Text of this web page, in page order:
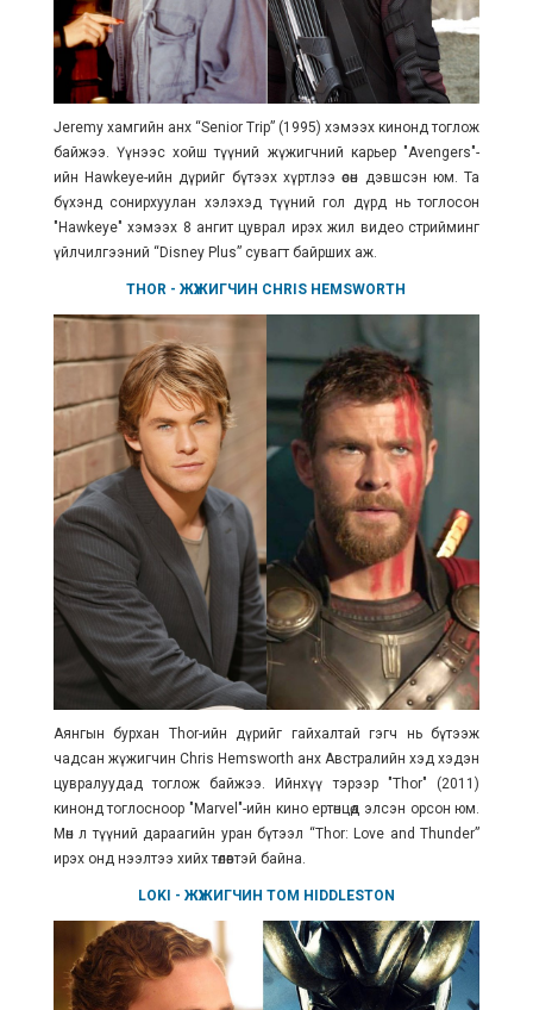
Jeremy хамгийн анх “Senior Trip” (1995) хэмээх кинонд тоглож
байжээ. Үүнээс хойш түүний жүжигчний карьер "Avengers"-
ийн Hawkeye-ийн дүрийг бүтээх хүртлээ өсөн дэвшсэн юм. Та
бүхэнд сонирхуулан хэлэхэд түүний гол дүрд нь тоглосон
"Hawkeye" хэмээх 8 ангит цуврал ирэх жил видео стрийминг
үйлчилгээний “Disney Plus” сувагт байрших аж.
THOR - ЖҮЖИГЧИН CHRIS HEMSWORTH
Аянгын бурхан Thor-ийн дүрийг гайхалтай гэгч нь бүтээж
чадсан жүжигчин Chris Hemsworth анх Австралийн хэд хэдэн
цувралуудад тоглож байжээ. Ийнхүү тэрээр "Thor" (2011)
кинонд тоглосноор "Marvel"-ийн кино ертөнцөд элсэн орсон юм.
Мөн л түүний дараагийн уран бүтээл “Thor: Love and Thunder”
ирэх онд нээлтээ хийх төлөвтэй байна.
LOKI - ЖҮЖИГЧИН TOM HIDDLESTON